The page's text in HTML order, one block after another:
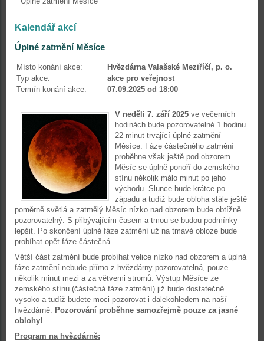
Kalendář akcí
Úplné zatmění Měsíce
Místo konání akce:
Hvězdárna Valašské Meziříčí, p. o.
Typ akce:
akce pro veřejnost
Termín konání akce:
07.09.2025 od 18:00
V neděli 7. září 2025 ve večerních
hodinách bude pozorovatelné 1 hodinu
22 minut trvající úplné zatmění
Měsíce. Fáze částečného zatmění
proběhne však ještě pod obzorem.
Měsíc se úplně ponoří do zemského
stínu několik málo minut po jeho
východu. Slunce bude krátce po
západu a tudíž bude obloha stále ještě
poměrně světlá a zatmělý Měsíc nízko nad obzorem bude obtížně
pozorovatelný. S přibývajícím časem a tmou se budou podmínky
lepšit. Po skončení úplné fáze zatmění už na tmavé obloze bude
probíhat opět fáze částečná.
Větší část zatmění bude probíhat velice nízko nad obzorem a úplná
fáze zatmění nebude přímo z hvězdárny pozorovatelná, pouze
několik minut mezi a za větvemi stromů. Výstup Měsíce ze
zemského stínu (částečná fáze zatmění) již bude dostatečně
vysoko a tudíž budete moci pozorovat i dalekohledem na naší
hvězdárně. Pozorování proběhne samozřejmě pouze za jasné
oblohy!
Program na hvězdárně: